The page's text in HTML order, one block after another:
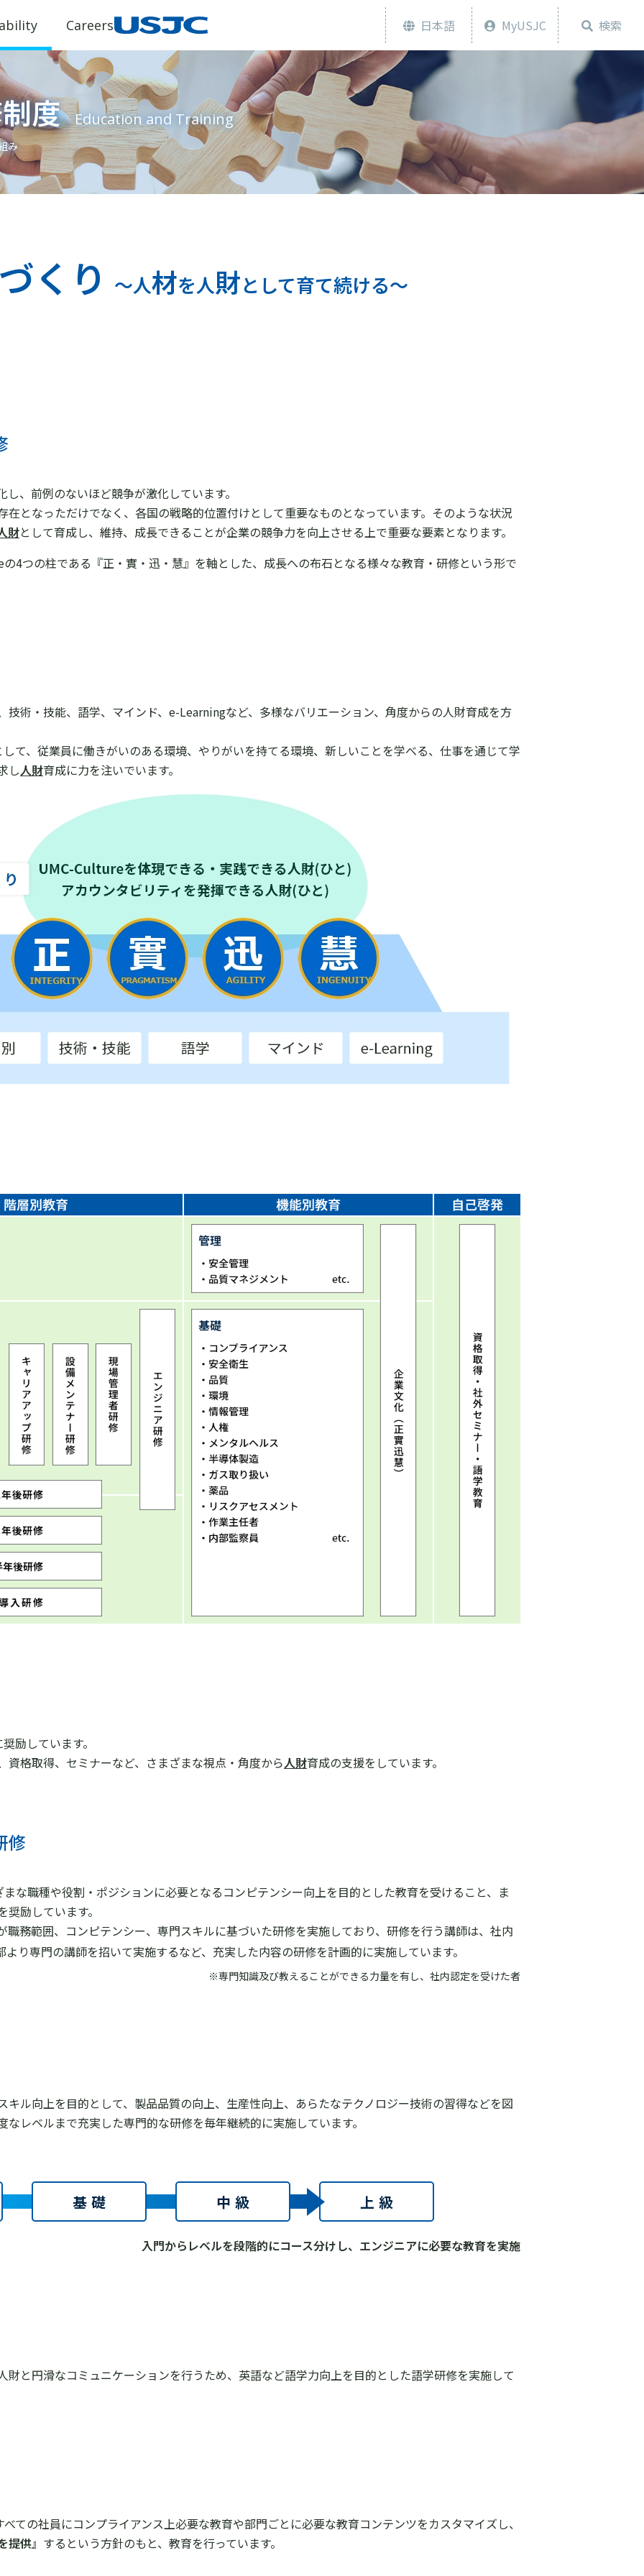
Careers 日本語 MyUSJC 検索
度 Education and Training
み
くり ～人材を人財として育て続ける～
、前例のないほど競争が激化しています。
となっただけでなく、各国の戦略的位置付けとして重要なものとなっています。そのような状況
財として育成し、維持、成長できることが企業の競争力を向上させる上で重要な要素となります。
4つの柱である『正・實・迅・慧』を軸とした、成長への布石となる様々な教育・研修という形で
技術・技能、語学、マインド、e-Learningなど、多様なバリエーション、角度からの人財育成を方
て、従業員に働きがいのある環境、やりがいを持てる環境、新しいことを学べる、仕事を通じて学
し人財育成に力を注いでいます。
励しています。
格取得、セミナーなど、さまざまな視点・角度から人財育成の支援をしています。
修
な職種や役割・ポジションに必要となるコンピテンシー向上を目的とした教育を受けること、ま
励しています。
職務範囲、コンピテンシー、専⾨スキルに基づいた研修を実施しており、研修を行う講師は、社内
より専⾨の講師を招いて実施するなど、充実した内容の研修を計画的に実施しています。
※専⾨知識及び教えることができる力量を有し、社内認定を受けた者
キル向上を目的として、製品品質の向上、生産性向上、あらたなテクノロジー技術の習得などを図
レベルまで充実した専⾨的な研修を毎年継続的に実施しています。
入門からレベルを段階的にコース分けし、エンジニアに必要な教育を実施
財と円滑なコミュニケーションを行うため、英語など語学力向上を目的とした語学研修を実施して
ての社員にコンプライアンス上必要な教育や部⾨ごとに必要な教育コンテンツをカスタマイズし、
供』 するという方針のもと、教育を行っています。